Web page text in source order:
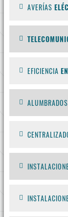
AVERÍAS
EFICIENCIA
ALUMBRADOS